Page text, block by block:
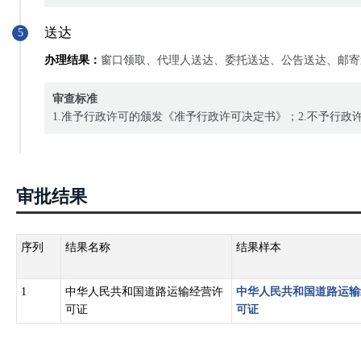
5 送达
办理结果： 窗口领取、代理人送达、委托送达、公告送达、邮
审查标准
1.准予行政许可的颁发《准予行政许可决定书》；2.不予行政
审批结果
序列 结果名称 结果样本
1
中华人民共和国道路运输经营许
可证
中华人民共和国道路运
可证